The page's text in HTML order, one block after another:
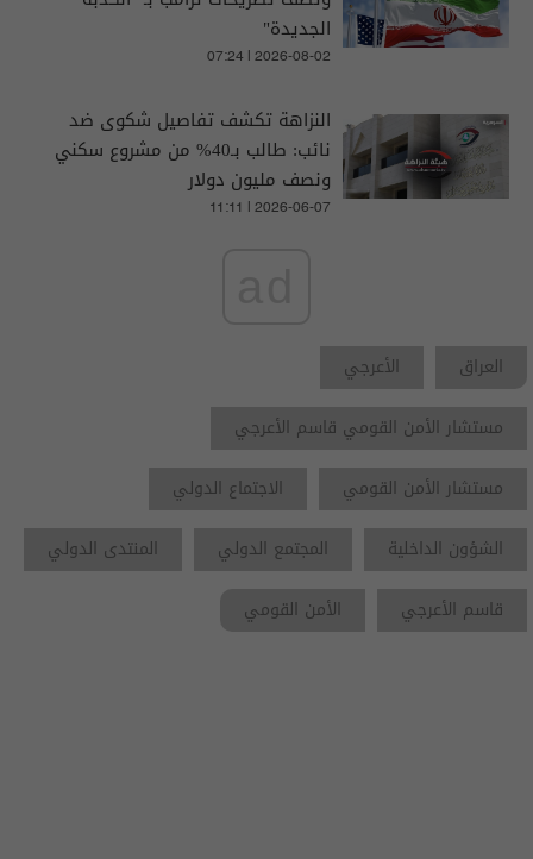
الجديدة"
07:24 | 2026-08-02
النزاهة تكشف تفاصيل شكوى ضد
نائب: طالب بـ40% من مشروع سكني
ونصف مليون دولار
11:11 | 2026-06-07
العراق
الأعرجي
مستشار الأمن القومي قاسم الأعرجي
مستشار الأمن القومي
الاجتماع الدولي
الشؤون الداخلية
المجتمع الدولي
المنتدى الدولي
قاسم الأعرجي
الأمن القومي